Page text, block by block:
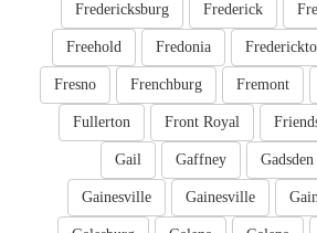
Frederick
Fredericksburg
Fredonia
Freehold
Fremont
Frenchburg
Fresno
Front Royal
Fullerton
Gadsden
Gaffney
Gail
Gainesville
Gainesville